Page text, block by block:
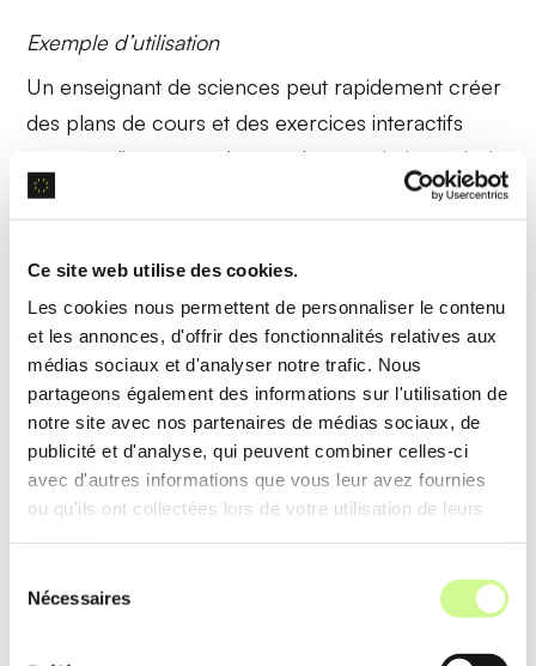
Ce site web utilise des cookies.
Les cookies nous permettent de personnaliser le contenu
et les annonces, d'offrir des fonctionnalités relatives aux
médias sociaux et d'analyser notre trafic. Nous
partageons également des informations sur l'utilisation de
notre site avec nos partenaires de médias sociaux, de
publicité et d'analyse, qui peuvent combiner celles-ci
avec d'autres informations que vous leur avez fournies
ou qu'ils ont collectées lors de votre utilisation de leurs
Nécessaires
Exemple d’utilisation
Un enseignant de sciences peut rapidement créer
des plans de cours et des exercices interactifs
personnalisés pour chaque élève, optimisant ainsi
le temps de préparation et l’engagement en
Analyse de données éducatives
Khan Academy Khanmigo analyse lesdonnées
éducatives pour suivre les progrès des élèves,
identifier les lacunes et proposer des
recommandations d’apprentissage adapté.
Exemple d’utilisation
Les enseignants peuvent accéder à des rapports
permettant de cibler les zones de difficulté et